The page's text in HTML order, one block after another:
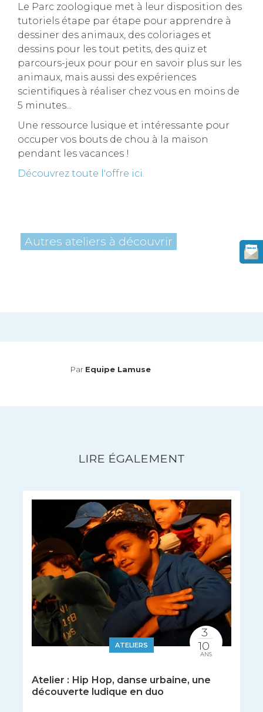
Le Parc zoologique met à leur disposition des
tutoriels étape par étape pour apprendre à
dessiner des animaux, des coloriages et
dessins pour les tout petits, des quiz et
parcours-jeux pour pour en savoir plus sur les
animaux, mais aussi des expériences
scientifiques à réaliser chez vous en moins de
5 minutes...
Une ressource lusique et intéressante pour
occuper vos bouts de chou à la maison
pendant les vacances !
Découvrez toute l'offre ici.
Autres ateliers à découvrir
Par Equipe Lamuse
LIRE ÉGALEMENT
ATELIERS
Atelier : Hip Hop, danse urbaine, une
découverte ludique en duo
3
10
ANS